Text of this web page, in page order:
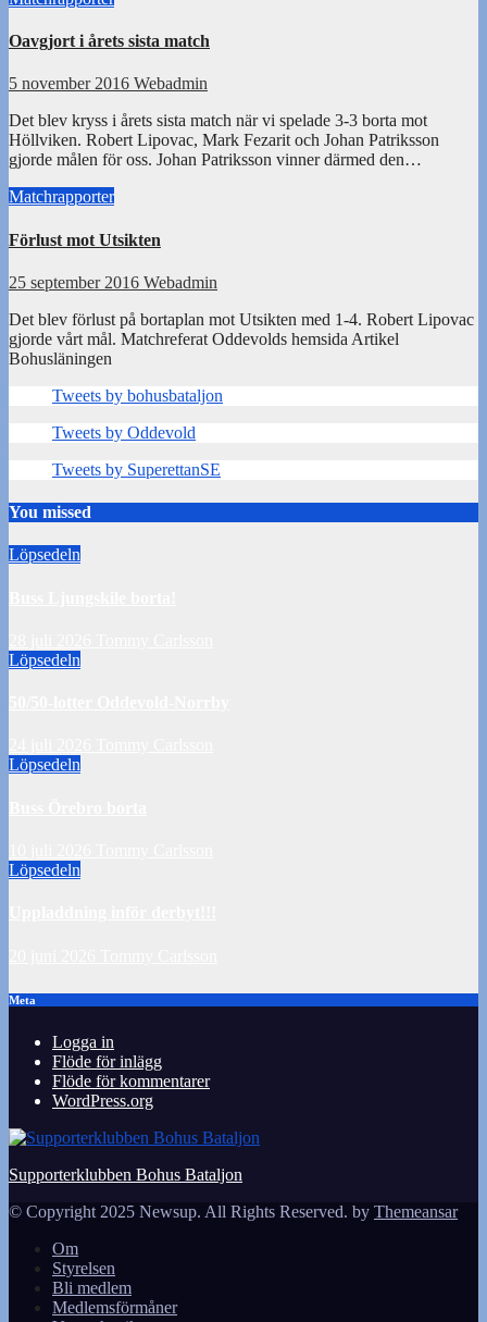
Oavgjort i årets sista match
5 november 2016 Webadmin
Det blev kryss i årets sista match när vi spelade 3-3 borta mot
Höllviken. Robert Lipovac, Mark Fezarit och Johan Patriksson
gjorde målen för oss. Johan Patriksson vinner därmed den…
Matchrapporter
Förlust mot Utsikten
25 september 2016 Webadmin
Det blev förlust på bortaplan mot Utsikten med 1-4. Robert Lipovac
gjorde vårt mål. Matchreferat Oddevolds hemsida Artikel
Bohusläningen
Tweets by bohusbataljon
Tweets by Oddevold
Tweets by SuperettanSE
You missed
Löpsedeln
Löpsedeln
Löpsedeln
Löpsedeln
Meta
Logga in
Flöde för inlägg
Flöde för kommentarer
WordPress.org
Supporterklubben Bohus Bataljon
© Copyright 2025 Newsup. All Rights Reserved. by Themeansar
Om
Styrelsen
Bli medlem
Medlemsförmåner